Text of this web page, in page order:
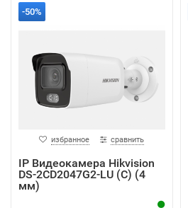
-50%
избранное сравнить
IP Видеокамера Hikvision
DS-2CD2047G2-LU (C) (4
мм)